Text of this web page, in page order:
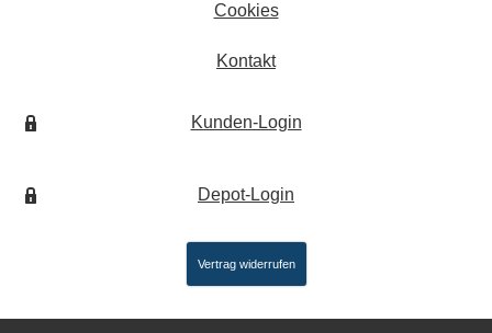
Cookies
Kontakt
Kunden-Login
Depot-Login
Vertrag widerrufen